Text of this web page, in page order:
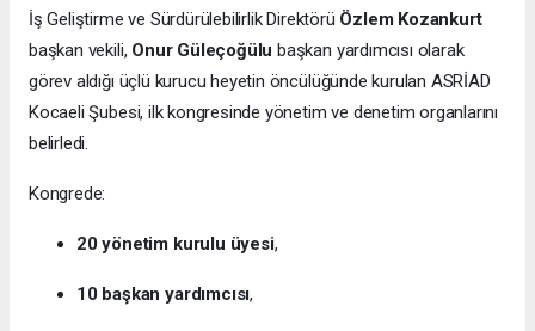
İş Geliştirme ve Sürdürülebilirlik Direktörü Özlem Kozankurt
başkan vekili, Onur Güleçoğülu başkan yardımcısı olarak
görev aldığı üçlü kurucu heyetin öncülüğünde kurulan ASRİAD
Kocaeli Şubesi, ilk kongresinde yönetim ve denetim organlarını
belirledi.
Kongrede:
20 yönetim kurulu üyesi,
10 başkan yardımcısı,